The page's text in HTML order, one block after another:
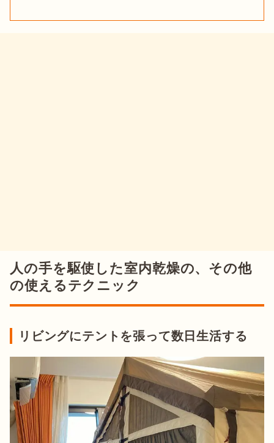
人の手を駆使した室内乾燥の、その他
の使えるテクニック
リビングにテントを張って数日生活する